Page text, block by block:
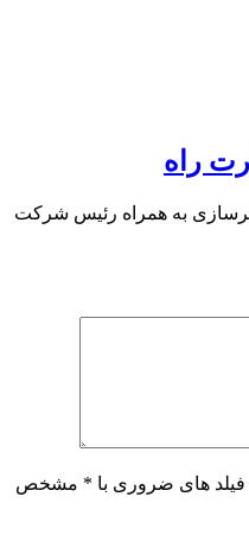
راه
به همراه رئیس شرکت
فیلد های ضروری با * مشخص